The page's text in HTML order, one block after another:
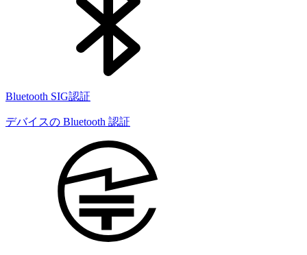
Bluetooth SIG認証
デバイスの Bluetooth 認証